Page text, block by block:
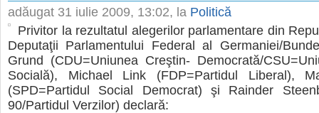
adăugat 31 iulie 2009, 13:02, la Politică
Privitor la rezultatul alegerilor parlamentare din
Deputaţii Parlamentului Federal al Germaniei/
Grund (CDU=Uniunea Creştin- Democrată/
Socială), Michael Link (FDP=Partidul Liberal),
(SPD=Partidul Social Democrat) şi Rainder
90/Partidul Verzilor) declară: